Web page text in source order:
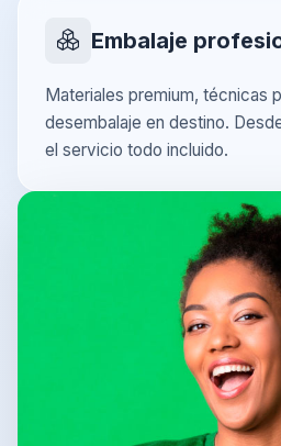
Embalaje
Materiales premium, técnicas
desembalaje en destino.
el servicio todo incluido.